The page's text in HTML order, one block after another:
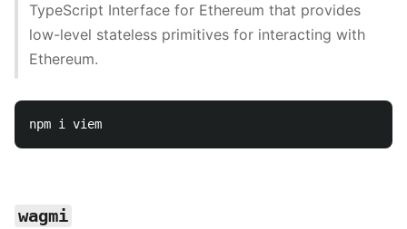
TypeScript Interface for Ethereum that provides
low-level stateless primitives for interacting with
Ethereum.
wagmi